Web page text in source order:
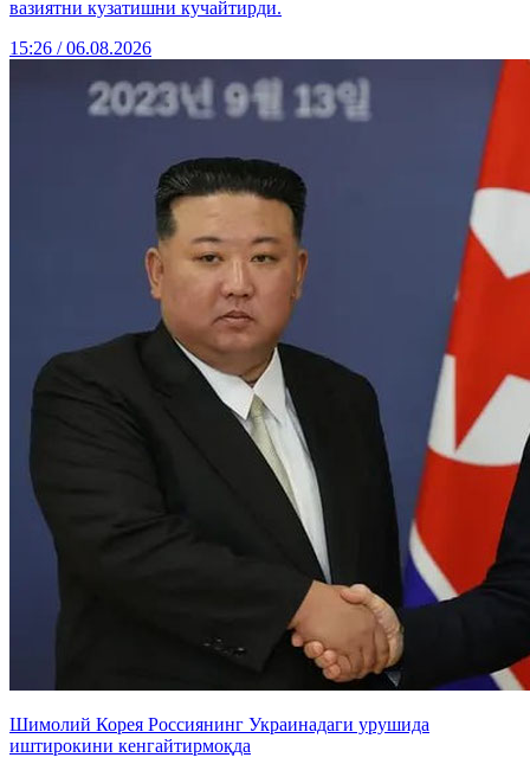
вазиятни кузатишни кучайтирди.
15:26 / 06.08.2026
Шимолий Корея Россиянинг Украинадаги урушида
иштирокини кенгайтирмоқда